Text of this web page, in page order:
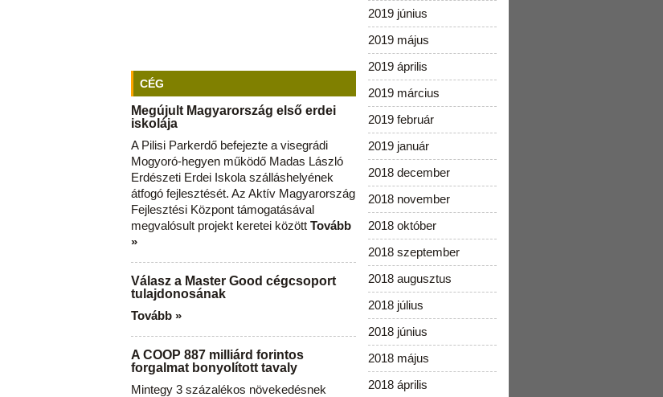
CÉG
Megújult Magyarország első erdei
iskolája
A Pilisi Parkerdő befejezte a visegrádi
Mogyoró-hegyen működő Madas László
Erdészeti Erdei Iskola szálláshelyének
átfogó fejlesztését. Az Aktív Magyarország
Fejlesztési Központ támogatásával
megvalósult projekt keretei között Tovább
»
Válasz a Master Good cégcsoport
tulajdonosának
Tovább »
A COOP 887 milliárd forintos
forgalmat bonyolított tavaly
Mintegy 3 százalékos növekedésnek
2019 június
2019 május
2019 április
2019 március
2019 február
2019 január
2018 december
2018 november
2018 október
2018 szeptember
2018 augusztus
2018 július
2018 június
2018 május
2018 április